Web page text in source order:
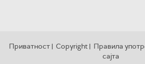
Приватност | Copyright | Правила
сајта